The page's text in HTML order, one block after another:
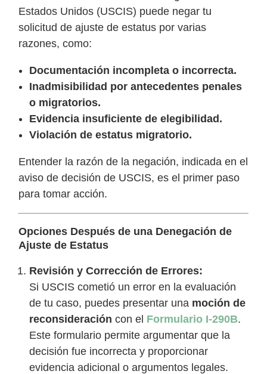
Estados Unidos (USCIS) puede negar tu
solicitud de ajuste de estatus por varias
razones, como:
Documentación incompleta o incorrecta.
Inadmisibilidad por antecedentes penales
o migratorios.
Evidencia insuficiente de elegibilidad.
Violación de estatus migratorio.
Entender la razón de la negación, indicada en el
aviso de decisión de USCIS, es el primer paso
para tomar acción.
Opciones Después de una Denegación de
Ajuste de Estatus
Revisión y Corrección de Errores:
Si USCIS cometió un error en la evaluación
de tu caso, puedes presentar una moción de
reconsideración con el Formulario I-290B.
Este formulario permite argumentar que la
decisión fue incorrecta y proporcionar
evidencia adicional o argumentos legales.